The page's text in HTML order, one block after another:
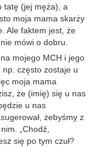
tatę (jej męża), a
moja mama skarży
Ale faktem jest, że
mówi o dobru.
mojego MCH i jego
często zostaje u
moja mama
że (imię) się u nas
u nas
żebyśmy z
„Chodź,
się po tym czuł?